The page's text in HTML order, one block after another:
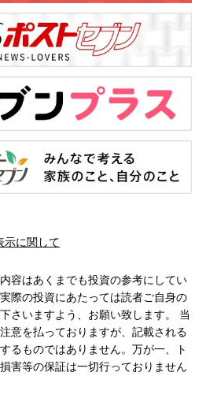
示に関して
容はあくまでも投資の参考にしてい
際の投資にあたっては読者ご自身の
さいますよう、お願い致します。 当
意を払っておりますが、記載される
るものではありません。万が一、ト
害等の保証は一切行っておりません